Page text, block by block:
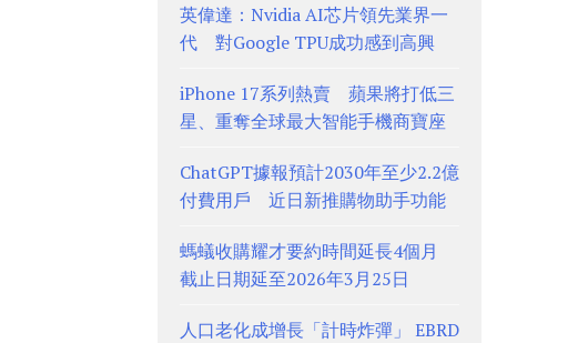
英偉達：Nvidia AI芯片領先業界一
代 對Google TPU成功感到高興
iPhone 17系列熱賣 蘋果將打低三
星、重奪全球最大智能手機商寶座
ChatGPT據報預計2030年至少2.2億
付費用戶 近日新推購物助手功能
螞蟻收購耀才要約時間延長4個月
截止日期延至2026年3月25日
人口老化成增長「計時炸彈」 EBRD